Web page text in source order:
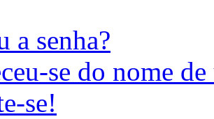
a senha?
se do nome
se!